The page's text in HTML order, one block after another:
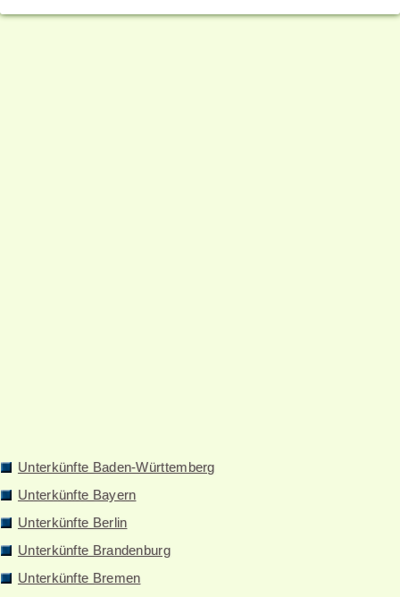
Unterkünfte Baden-Württemberg
Unterkünfte Bayern
Unterkünfte Berlin
Unterkünfte Brandenburg
Unterkünfte Bremen